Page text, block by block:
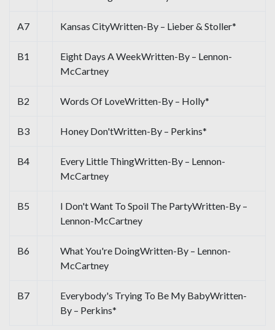
A7 Kansas CityWritten-By – Lieber & Stoller*
B1
Eight Days A WeekWritten-By – Lennon-
McCartney
B2 Words Of LoveWritten-By – Holly*
B3 Honey Don'tWritten-By – Perkins*
B4
Every Little ThingWritten-By – Lennon-
McCartney
B5
I Don't Want To Spoil The PartyWritten-By –
Lennon-McCartney
B6
What You're DoingWritten-By – Lennon-
McCartney
B7
Everybody's Trying To Be My BabyWritten-
By – Perkins*